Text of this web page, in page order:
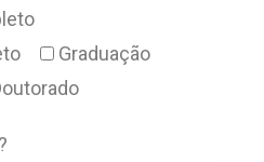
Graduação